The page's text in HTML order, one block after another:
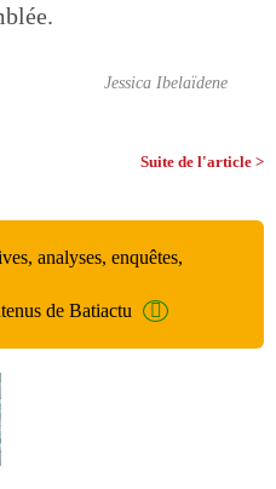
Jessica Ibelaïdene
Suite de l'article >
analyses, enquêtes,
de Batiactu